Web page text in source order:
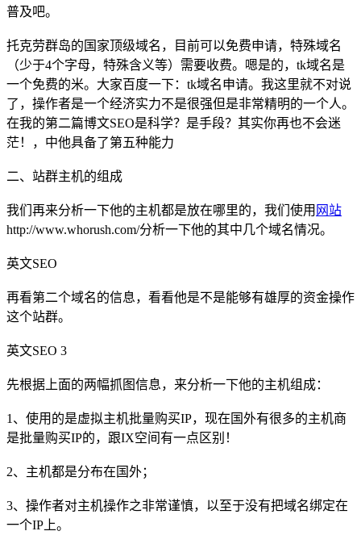
普及吧。
托克劳群岛的国家顶级域名，目前可以免费申请，特殊域名
（少于4个字母，特殊含义等）需要收费。嗯是的，tk域名是
一个免费的米。大家百度一下：tk域名申请。我这里就不对说
了，操作者是一个经济实力不是很强但是非常精明的一个人。
在我的第二篇博文SEO是科学？是手段？其实你再也不会迷
茫！，中他具备了第五种能力
二、站群主机的组成
我们再来分析一下他的主机都是放在哪里的，我们使用 网站
http://www.whorush.com/分析一下他的其中几个域名情况。
英文SEO
再看第二个域名的信息，看看他是不是能够有雄厚的资金操作
这个站群。
英文SEO 3
先根据上面的两幅抓图信息，来分析一下他的主机组成：
1、使用的是虚拟主机批量购买IP，现在国外有很多的主机商
是批量购买IP的，跟IX空间有一点区别！
2、主机都是分布在国外；
3、操作者对主机操作之非常谨慎，以至于没有把域名绑定在
一个IP上。